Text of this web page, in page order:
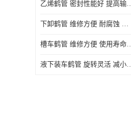
乙烯鹤管 密封性
下卸鹤管 维修方便 耐腐蚀 耐高温
槽车鹤管 维修
液下装车鹤管 旋